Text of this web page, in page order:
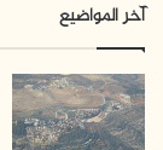
آخر المواضيع